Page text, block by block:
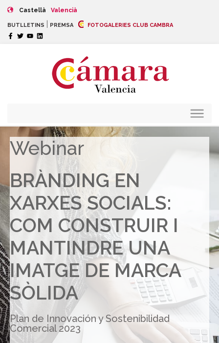
Castellà Valencià
BUTLLETINS PREMSA FOTOGALERIES CLUB CAMBRA
Webinar
BRÀNDING EN
XARXES SOCIALS:
COM CONSTRUIR I
MANTINDRE UNA
IMATGE DE MARCA
SÒLIDA
Plan de Innovación y Sostenibilidad
Comercial 2023